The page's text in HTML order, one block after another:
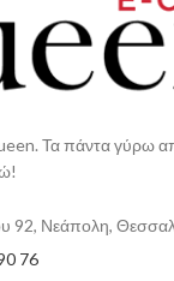
Τα πάντα γύρω
92, Νεάπολη,
76